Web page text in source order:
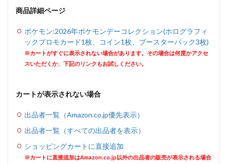
商品詳細ページ
ポケモン:2026年ポケモンデーコレクション(ホログラフィ
ックプロモカード1枚、コイン1枚、ブースターパック3枚)
※カートがすぐに表示されない場合があります。その場合は何度かアクセ
スいただくか、下記のリンクもお試しください。
カートが表示されない場合
出品者一覧（Amazon.co.jp優先表示）
出品者一覧（すべての出品者を表示）
ショッピングカートに直接追加
※カートに直接追加はAmazon.co.jp以外の出品者の販売が表示される場合